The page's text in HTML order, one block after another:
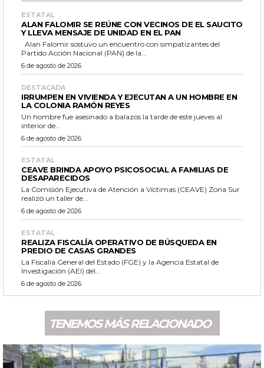
ESTATAL
ALAN FALOMIR SE REÚNE CON VECINOS DE EL SAUCITO
Y LLEVA MENSAJE DE UNIDAD EN EL PAN
Partido Acción Nacional (PAN) de la...
6 de agosto de 2026
DESTACADA
IRRUMPEN EN VIVIENDA Y EJECUTAN A UN HOMBRE EN
LA COLONIA RAMÓN REYES
Un hombre fue asesinado a balazos la tarde de este jueves al
interior de...
6 de agosto de 2026
ESTATAL
CEAVE BRINDA APOYO PSICOSOCIAL A FAMILIAS DE
DESAPARECIDOS
La Comisión Ejecutiva de Atención a Víctimas (CEAVE) Zona Sur
realizó un taller de...
6 de agosto de 2026
ESTATAL
REALIZA FISCALÍA OPERATIVO DE BÚSQUEDA EN
PREDIO DE CASAS GRANDES
La Fiscalía General del Estado (FGE) y la Agencia Estatal de
Investigación (AEI) del...
6 de agosto de 2026
TENEMOS MÁS RELACIONADO